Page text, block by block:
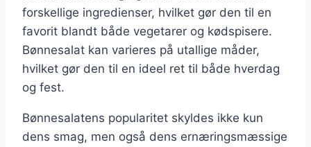
forskellige ingredienser, hvilket gør den til en
favorit blandt både vegetarer og kødspisere.
Bønnesalat kan varieres på utallige måder,
hvilket gør den til en ideel ret til både hverdag
og fest.
Bønnesalatens popularitet skyldes ikke kun
dens smag, men også dens ernæringsmæssige